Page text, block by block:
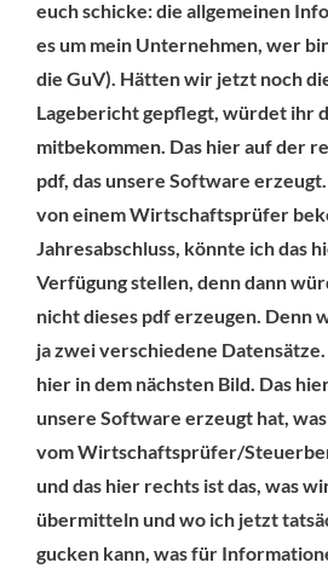
euch schicke: die allgemeinen
es um mein Unternehmen, wer
die GuV). Hätten wir jetzt noch
Lagebericht gepflegt, würdet ihr
mitbekommen. Das hier auf der
pdf, das unsere Software
von einem Wirtschaftsprüfer
Jahresabschluss, könnte ich das
Verfügung stellen, denn dann
nicht dieses pdf erzeugen. Denn
ja zwei verschiedene
hier in dem nächsten Bild. Das
unsere Software erzeugt hat,
vom Wirtschaftsprüfer/
und das hier rechts ist das, was
übermitteln und wo ich jetzt
gucken kann, was für